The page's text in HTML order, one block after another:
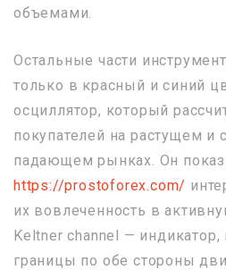
объемами.
Остальные части
только в красный и синий
осциллятор, который
покупателей на растущем и
падающем рынках. Он
https://prostoforex.com/
их вовлеченность в
Keltner channel — индикатор,
границы по обе стороны